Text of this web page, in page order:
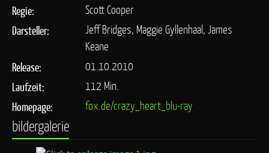
Regie:
Scott Cooper
Darsteller:
Jeff Bridges, Maggie Gyllenhaal, James
Keane
Release:
01.10.2010
Laufzeit:
112 Min.
Homepage:
fox.de/crazy_heart_blu-ray
bildergalerie